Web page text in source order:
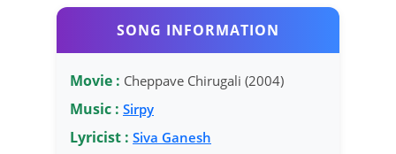
SONG INFORMATION
Movie : Cheppave Chirugali (2004)
Music : Sirpy
Lyricist : Siva Ganesh